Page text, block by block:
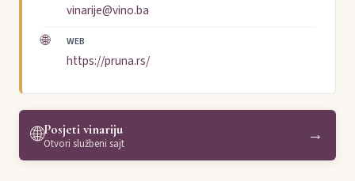
vinarije@vino.ba
🌐 WEB
https://pruna.rs/
🌐Posjeti vinariju
Otvori službeni sajt →